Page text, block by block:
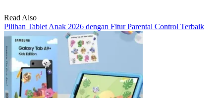
Read Also
Pilihan Tablet Anak 2026 dengan Fitur Parental Control Terbaik